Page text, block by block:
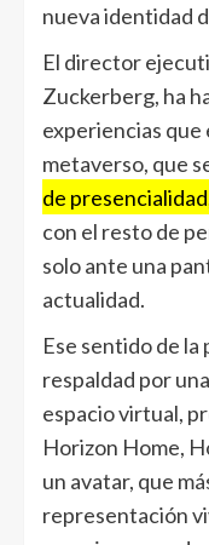
nueva identidad
El director
Zuckerberg, ha
experiencias que
metaverso, que
de
con el resto de
solo ante una
actualidad.
Ese sentido de
respaldad por
espacio virtual,
Horizon Home,
un avatar, que
representación